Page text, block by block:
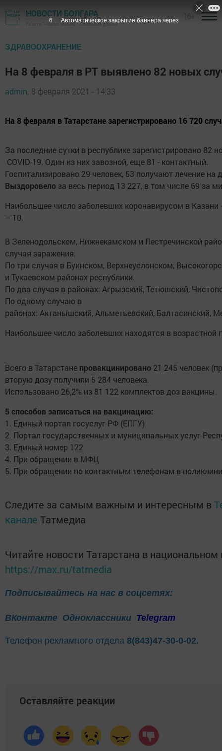
НОВОСТИ БОЛГАРА
Газета "Новая жизнь" - Спасский район
ЗДРАВООХРАНЕНИЕ
На 8 февраля в РТ выявлено 82 новых
admin, 8 февраля 2021 - 14:33
На 8 февраля в Татарстане зарегистрировано 16 720
За последние сутки в республике зарегистрировано 82
COVID-19. Один из них завозной, еще 81 - контактный.
Госпитализировано 29 человек, 53 получают лечение на
Выздоровело за весь период 13 227, в том числе 69 за
Наибольшее число заболевших коронавирусом в
– 10.
В Зеленодольском, Нижнекамском и Пестречинской
случая заражения.
По три случая в Буинском, Верхнеуслонском,
и Тукаевском районах республики.
По два случая в районах: Агрызский, Тетюшский,
По одному случаю в
районах: Актанышский, Альметьевский, Балтасинский,
Наибольшее число заболевших находятся в возрастной
Всего в Татарстане провакцинировано 21 245 человек
вторую дозу получили 5 284 человека.
Использовано 26,2% из 81 122 комплектов доз вакцины.
5 способов записаться на вакцинацию:
1. Единый портал госуслуг РФ (ЕПГУ)
2. Портал государственных и муниципальных услуг
3. Единый номер 122
4. При обращении в МФЦ
5. При обращении по контактным телефонам в
Следите за самым важным и интересным в
канале Татмедиа
Читайте новости Татарстана в
https://max.ru/tatmedia
Подписывайтесь на нас в соцсетях:
ВКонтакте Одноклассники Telegram
Телефон рекламного отдела 8(843)47-30-0-02.
Оставляйте реакции
5 Автоматическое закрытие баннера через